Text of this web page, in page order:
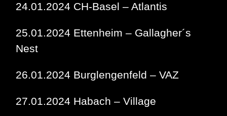
24.01.2024 CH-Basel – Atlantis
25.01.2024 Ettenheim – Gallagher´s
Nest
26.01.2024 Burglengenfeld – VAZ
27.01.2024 Habach – Village